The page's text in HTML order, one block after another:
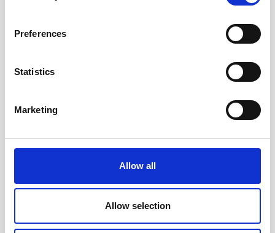
Preferences
Statistics
Marketing
Allow all
Allow selection
149 kr/st
Köp
119 kr/st
Köp